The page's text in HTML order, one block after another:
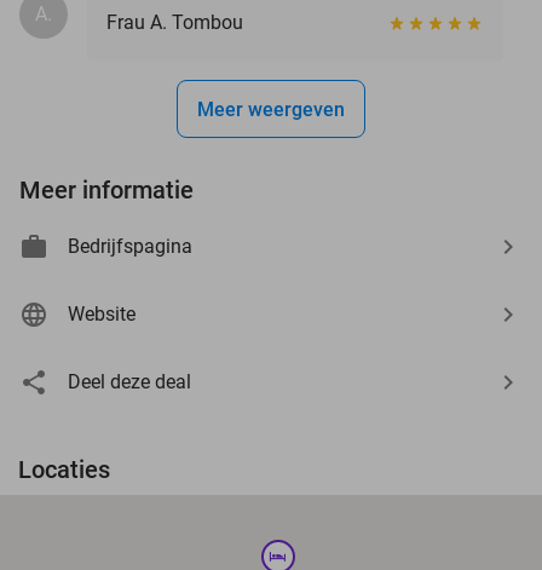
A. Frau A. Tombou
Meer weergeven
Meer informatie
Bedrijfspagina
Website
Deel deze deal
Locaties
hotel